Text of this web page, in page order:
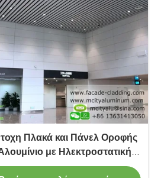
Πλακά και Πάνελ Οροφής
με Ηλεκτροστατική
Προσαρμόσιμο Μέγεθος για